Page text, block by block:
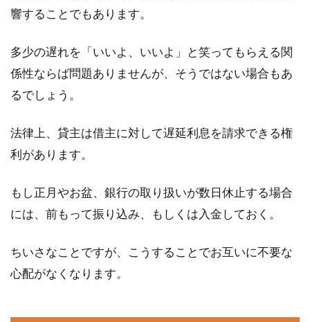
敷金がなかなか返金されない！返金
賃貸物件に住んでいれば、敷金を入居時に支払
解除はできるのか
るので、親...
響することでもあります。
多少の遅れを「いいよ、いいよ」と笑ってもらえる関
係性ならば問題ありませんが、そうではない場合もあ
るでしょう。
法律上、貸主は借主に対して遅延利息を請求できる権
利があります。
もし正月やお盆、銀行の取り扱いが数日休止する場合
には、前もって振り込み、もしくは入金しておく。
ちいさなことですが、こうすることでお互いに不要な
心配がなくなります。